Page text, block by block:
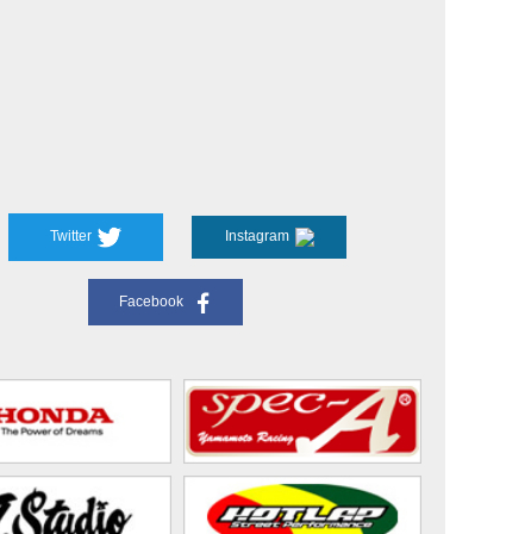
Twitter Instagram
Facebook